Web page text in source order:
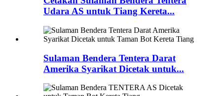
Udara AS untuk Tiang Kereta...
Sulaman Bendera Tentera Darat
Amerika Syarikat Dicetak untuk...